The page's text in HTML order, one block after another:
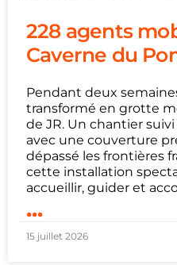
228 agents
Caverne du
Pendant deux
transformé en grotte
de JR. Un chantier
avec une couverture
dépassé les frontières
cette installation
accueillir, guider et
...
15 juillet 2026